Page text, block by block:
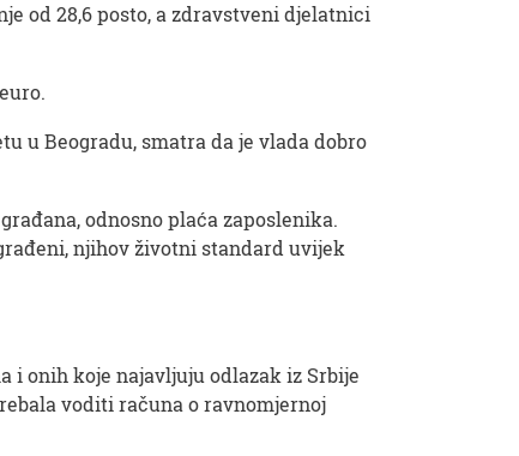
od 28,6 posto, a zdravstveni djelatnici
u Beogradu, smatra da je vlada dobro
odnosno plaća zaposlenika.
njihov životni standard uvijek
i onih koje najavljuju odlazak iz Srbije
voditi računa o ravnomjernoj